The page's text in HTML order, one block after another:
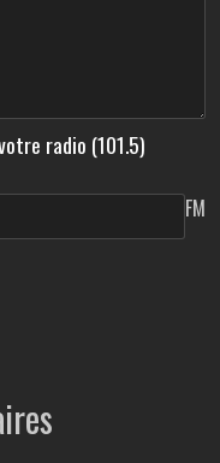
radio (101.5)
FM